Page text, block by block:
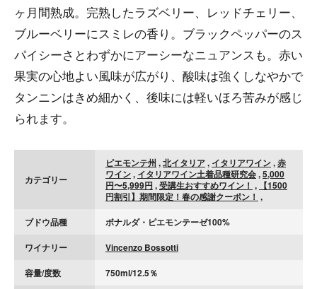
ヶ月間熟成。完熟したラズベリー、レッドチェリー、
ブルーベリーにスミレの香り。ブラックペッパーのス
パイシーさとわずかにアーシーなニュアンスも。赤い
果実の心地よい風味が広がり、酸味は強くしなやかで
タンニンはきめ細かく、後味には軽いほろ苦みが感じ
られます。
カテゴリー
ピエモンテ州 ,北イタリア, イタリアワイン,赤
ワイン, イタリアワイン土着品種研究会,5,000
円〜5,999円 ,受講生おすすめワイン！ , 【1500
円割引】期間限定！春の感謝クーポン！ ,
ブドウ品種
ボナルダ・ピエモンテーゼ100%
ワイナリー
Vincenzo Bossotti
容量/度数
750ml/12.5％